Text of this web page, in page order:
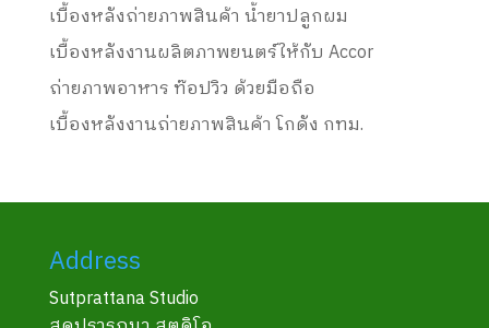
เบื้องหลังถ่ายภาพสินค้า น้ำยาปลูกผม
เบื้องหลังงานผลิตภาพยนตร์ให้กับ Accor
ถ่ายภาพอาหาร ท๊อปวิว ด้วยมือถือ
เบื้องหลังงานถ่ายภาพสินค้า โกดัง กทม.
Address
Sutprattana Studio